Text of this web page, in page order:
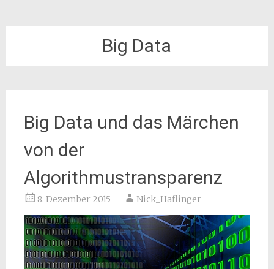
Big Data
Big Data und das Märchen
von der
Algorithmustransparenz
8. Dezember 2015 Nick_Haflinger